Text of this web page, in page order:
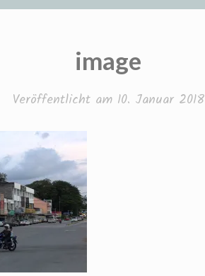
image
Veröffentlicht am 10. Januar 2018